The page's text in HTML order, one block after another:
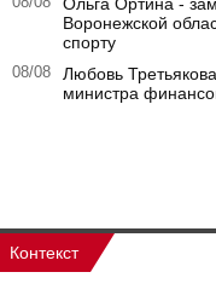
Воронежской
спорту
08/08
Любовь
министра
Контекст